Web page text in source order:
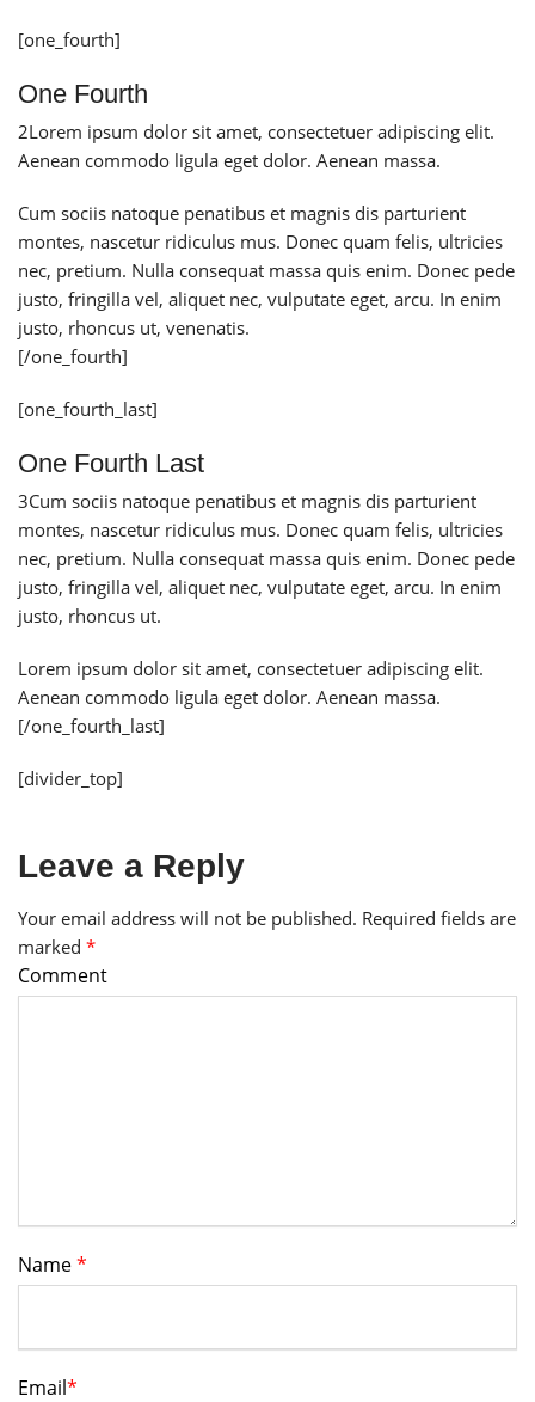
[one_fourth]
One Fourth
2Lorem ipsum dolor sit amet, consectetuer adipiscing elit.
Aenean commodo ligula eget dolor. Aenean massa.
Cum sociis natoque penatibus et magnis dis parturient
montes, nascetur ridiculus mus. Donec quam felis, ultricies
nec, pretium. Nulla consequat massa quis enim. Donec pede
justo, fringilla vel, aliquet nec, vulputate eget, arcu. In enim
justo, rhoncus ut, venenatis.
[/one_fourth]
[one_fourth_last]
One Fourth Last
3Cum sociis natoque penatibus et magnis dis parturient
montes, nascetur ridiculus mus. Donec quam felis, ultricies
nec, pretium. Nulla consequat massa quis enim. Donec pede
justo, fringilla vel, aliquet nec, vulputate eget, arcu. In enim
justo, rhoncus ut.
Lorem ipsum dolor sit amet, consectetuer adipiscing elit.
Aenean commodo ligula eget dolor. Aenean massa.
[/one_fourth_last]
[divider_top]
Leave a Reply
Your email address will not be published. Required fields are
marked *
Comment
Name*
Email*